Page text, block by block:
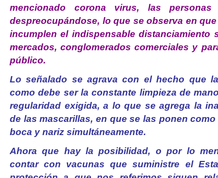
mencionado corona virus, las
despreocupándose, lo que se observa en
incumplen el indispensable distanciamiento
mercados, conglomerados comerciales y
público.
Lo señalado se agrava con el hecho que
como debe ser la constante limpieza de
regularidad exigida, a lo que se agrega la
de las mascarillas, en que se las ponen
boca y nariz simultáneamente.
Ahora que hay la posibilidad, o por lo
contar con vacunas que suministre el